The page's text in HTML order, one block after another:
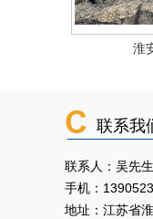
淮
联系我
联系人：吴先生
手机：
地址：江苏省